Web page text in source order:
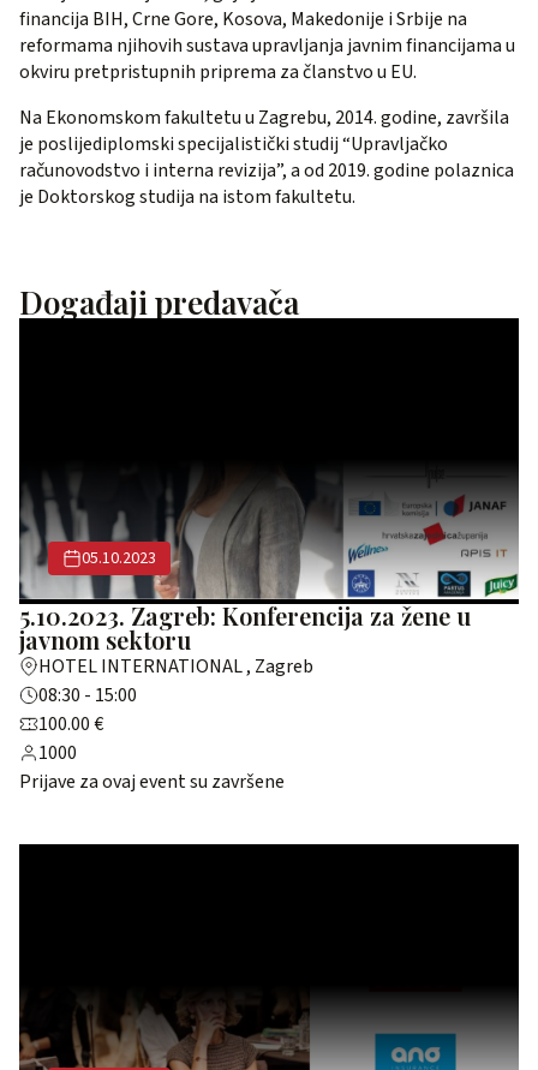
financija BIH, Crne Gore, Kosova, Makedonije i Srbije na
reformama njihovih sustava upravljanja javnim financijama u
okviru pretpristupnih priprema za članstvo u EU.
Na Ekonomskom fakultetu u Zagrebu, 2014. godine, završila
je poslijediplomski specijalistički studij “Upravljačko
računovodstvo i interna revizija”, a od 2019. godine polaznica
je Doktorskog studija na istom fakultetu.
Događaji predavača
05.10.2023
5.10.2023. Zagreb: Konferencija za žene u
javnom sektoru
HOTEL INTERNATIONAL , Zagreb
08:30 - 15:00
100.00 €
1000
Prijave za ovaj event su završene